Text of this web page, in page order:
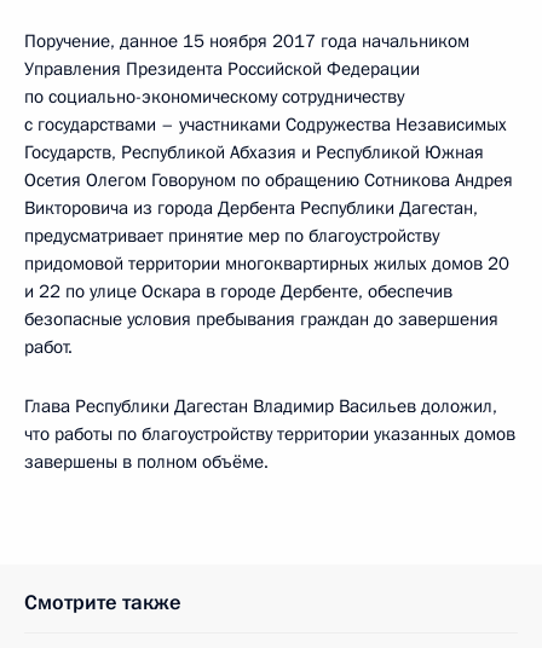
Поручение, данное 15 ноября 2017 года начальником
Управления Президента Российской Федерации
по социально-экономическому сотрудничеству
с государствами – участниками Содружества Независимых
Государств, Республикой Абхазия и Республикой Южная
Осетия Олегом Говоруном по обращению Сотникова Андрея
Викторовича из города Дербента Республики Дагестан,
предусматривает принятие мер по благоустройству
придомовой территории многоквартирных жилых домов 20
и 22 по улице Оскара в городе Дербенте, обеспечив
безопасные условия пребывания граждан до завершения
работ.
Глава Республики Дагестан Владимир Васильев доложил,
что работы по благоустройству территории указанных домов
завершены в полном объёме.
Смотрите также